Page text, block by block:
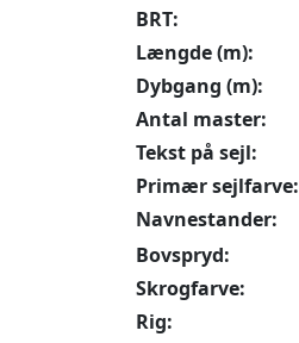
BRT:
Længde (m):
Dybgang (m):
Antal master:
Tekst på sejl:
Primær sejlfarve:
Navnestander:
Bovspryd:
Skrogfarve:
Rig: